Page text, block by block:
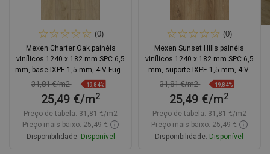
(0)
Mexen Charter Oak painéis
vinílicos 1240 x 182 mm SPC 6,5
mm, base IXPE 1,5 mm, 4 V-Fuga,
Carvalho - F1022-1240-182-505-
31,81 €/m2 -19,84%
25,49 €/m2
Preço de tabela: 31,81 €/m2
Preço mais baixo: 25,49 €
Disponibilidade: Disponível
(0)
Mexen Sunset Hills painéis
vinílicos 1240 x 182 mm SPC 6,5
mm, suporte IXPE 1,5 mm, 4 V-
Fuga, Carvalho
31,81 €/m2 -19,84%
25,49 €/m2
Preço de tabela: 31,81 €/m2
Preço mais baixo: 25,49 €
Disponibilidade: Disponível